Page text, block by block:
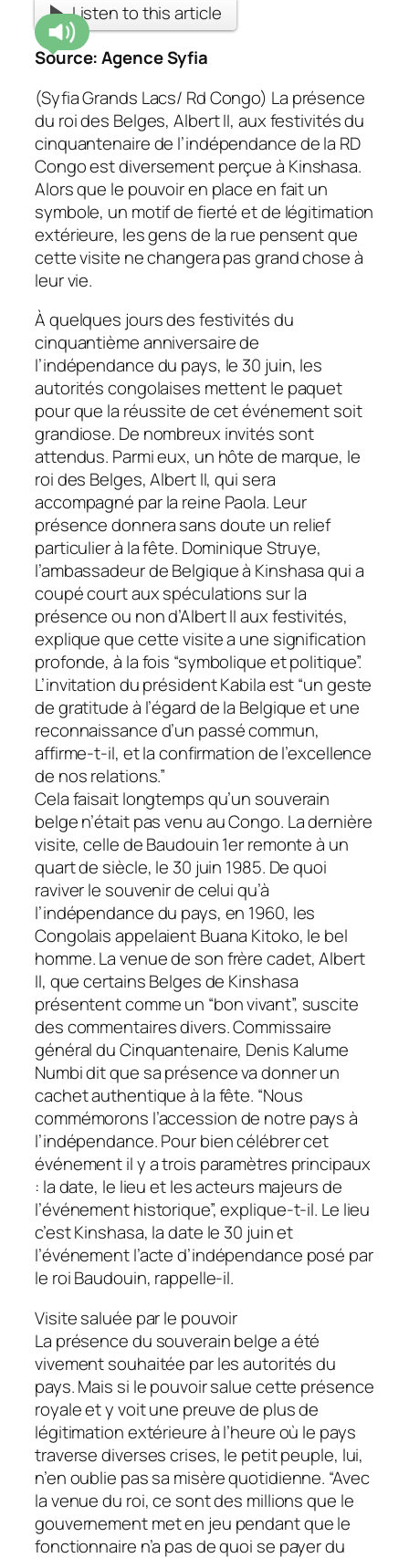
Listen to this article
Source:Agence Syfia
(Syfia Grands Lacs/ Rd Congo) La présence
du roi des Belges, Albert II, aux festivités du
cinquantenaire de l’indépendance de la RD
Congo est diversement perçue à Kinshasa.
Alors que le pouvoir en place en fait un
symbole, un motif de fierté et de légitimation
extérieure, les gens de la rue pensent que
cette visite ne changera pas grand chose à
leur vie.
À quelques jours des festivités du
cinquantième anniversaire de
l’indépendance du pays, le 30 juin, les
autorités congolaises mettent le paquet
pour que la réussite de cet événement soit
grandiose. De nombreux invités sont
attendus. Parmi eux, un hôte de marque, le
roi des Belges, Albert II, qui sera
accompagné par la reine Paola. Leur
présence donnera sans doute un relief
particulier à la fête. Dominique Struye,
l’ambassadeur de Belgique à Kinshasa qui a
coupé court aux spéculations sur la
présence ou non d’Albert II aux festivités,
explique que cette visite a une signification
profonde, à la fois “symbolique et politique”.
L’invitation du président Kabila est “un geste
de gratitude à l’égard de la Belgique et une
reconnaissance d’un passé commun,
affirme-t-il, et la confirmation de l’excellence
de nos relations.”
Cela faisait longtemps qu’un souverain
belge n’était pas venu au Congo. La dernière
visite, celle de Baudouin 1er remonte à un
quart de siècle, le 30 juin 1985. De quoi
raviver le souvenir de celui qu’à
l’indépendance du pays, en 1960, les
Congolais appelaient Buana Kitoko, le bel
homme. La venue de son frère cadet, Albert
II, que certains Belges de Kinshasa
présentent comme un “bon vivant”, suscite
des commentaires divers. Commissaire
général du Cinquantenaire, Denis Kalume
Numbi dit que sa présence va donner un
cachet authentique à la fête. “Nous
commémorons l’accession de notre pays à
l’indépendance. Pour bien célébrer cet
événement il y a trois paramètres principaux
: la date, le lieu et les acteurs majeurs de
l’événement historique”, explique-t-il. Le lieu
c’est Kinshasa, la date le 30 juin et
l’événement l’acte d’indépendance posé par
le roi Baudouin, rappelle-il.
Visite saluée par le pouvoir
La présence du souverain belge a été
vivement souhaitée par les autorités du
pays. Mais si le pouvoir salue cette présence
royale et y voit une preuve de plus de
légitimation extérieure à l’heure où le pays
traverse diverses crises, le petit peuple, lui,
n’en oublie pas sa misère quotidienne. “Avec
la venue du roi, ce sont des millions que le
gouvernement met en jeu pendant que le
fonctionnaire n’a pas de quoi se payer du